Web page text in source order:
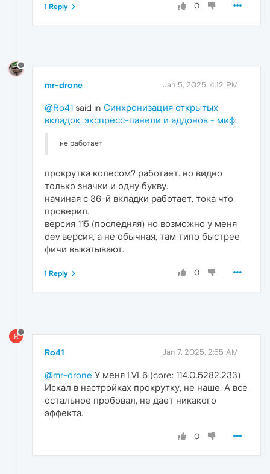
0
1 Reply
mr-drone Jan 5, 2025, 4:12 PM
@Ro41 said in Синхронизация открытых
вкладок, экспресс-панели и аддонов - миф:
не работает
прокрутка колесом? работает. но видно
только значки и одну букву.
начиная с 36-й вкладки работает, тока что
проверил.
версия 115 (последняя) но возможно у меня
dev версия, а не обычная, там типо быстрее
фичи выкатывают.
0
1 Reply
R
Ro41 Jan 7, 2025, 2:55 AM
@mr-drone У меня LVL6 (core: 114.0.5282.233)
Искал в настройках прокрутку, не наше. А все
остальное пробовал, не дает никакого
эффекта.
0